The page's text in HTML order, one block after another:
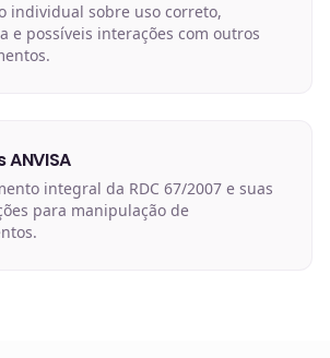
individual sobre uso correto,
e possíveis interações com outros
ANVISA
integral da RDC 67/2007 e suas
para manipulação de